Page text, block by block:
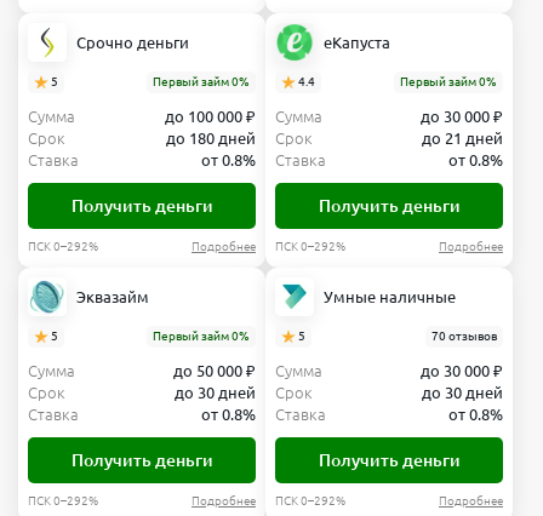
Срочно деньги
5 Первый займ 0%
Сумма
до 100 000 ₽
Срок
до 180 дней
Ставка
от 0.8%
Получить деньги
ПСК 0–292% Подробнее
еКапуста
4.4 Первый займ 0%
Сумма
до 30 000 ₽
Срок
до 21 дней
Ставка
от 0.8%
Получить деньги
ПСК 0–292% Подробнее
Эквазайм
5 Первый займ 0%
Сумма
до 50 000 ₽
Срок
до 30 дней
Ставка
от 0.8%
Получить деньги
ПСК 0–292% Подробнее
Умные наличные
5 70 отзывов
Сумма
до 30 000 ₽
Срок
до 30 дней
Ставка
от 0.8%
Получить деньги
ПСК 0–292% Подробнее